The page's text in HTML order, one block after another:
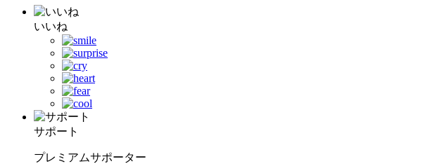
いいね
サポート
プレミアムサポーター